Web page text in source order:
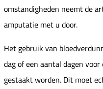
omstandigheden neemt de
amputatie met u door.
Het gebruik van
dag of een aantal dagen
gestaakt worden. Dit moet